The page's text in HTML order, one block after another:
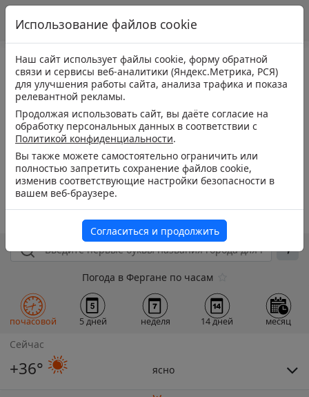
Погода в Фергане по часам
почасовой 5 дней неделя 14 дней месяц
Сейчас
+36° ясно
Использование файлов cookie
Наш сайт использует файлы cookie, форму обратной
связи и сервисы веб-аналитики (Яндекс.Метрика, РСЯ)
для улучшения работы сайта, анализа трафика и показа
релевантной рекламы.
Продолжая использовать сайт, вы даёте согласие на
обработку персональных данных в соответствии с
Политикой конфиденциальности.
Вы также можете самостоятельно ограничить или
полностью запретить сохранение файлов cookie,
изменив соответствующие настройки безопасности в
вашем веб-браузере.
Согласиться и продолжить